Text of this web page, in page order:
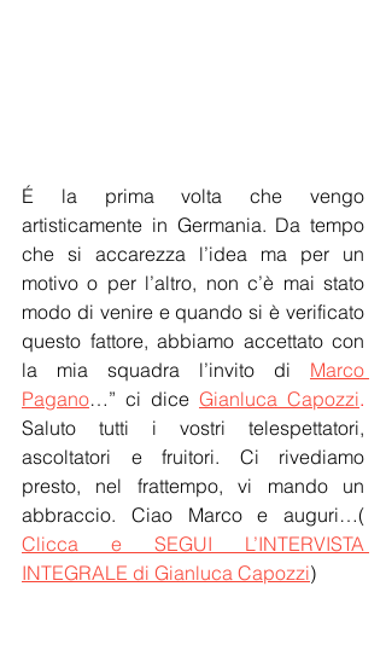
É la prima volta che vengo
artisticamente in Germania. Da tempo
che si accarezza l’idea ma per un
motivo o per l’altro, non c’è mai stato
modo di venire e quando si è verificato
questo fattore, abbiamo accettato con
la mia squadra l’invito di Marco
Pagano…” ci dice Gianluca Capozzi
Saluto tutti i vostri telespettatori,
ascoltatori e fruitori. Ci rivediamo
presto, nel frattempo, vi mando un
Clicca e SEGUI L’INTERVISTA
INTEGRALE di Gianluca Capozzi)